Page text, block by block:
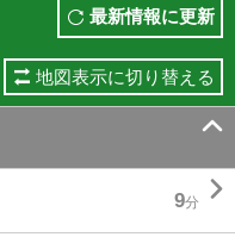
最新情報に更新
地図表示に切り替える

9分 